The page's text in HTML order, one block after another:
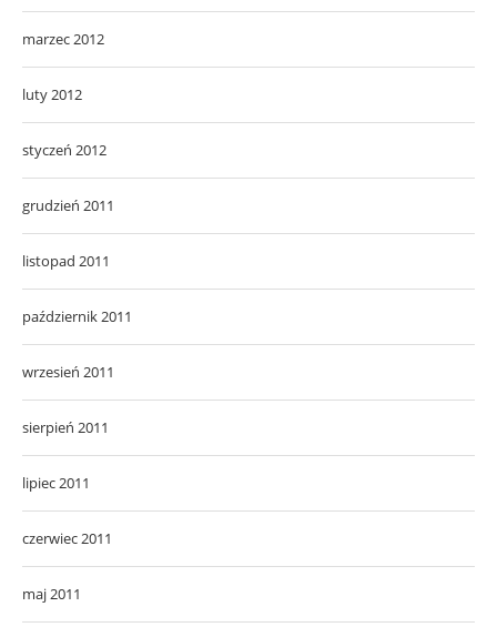
marzec 2012
luty 2012
styczeń 2012
grudzień 2011
listopad 2011
październik 2011
wrzesień 2011
sierpień 2011
lipiec 2011
czerwiec 2011
maj 2011